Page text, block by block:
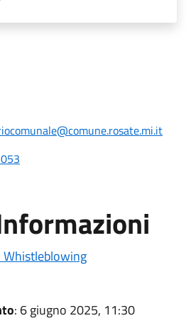
Whistleblowing
: 6 giugno 2025, 11:30